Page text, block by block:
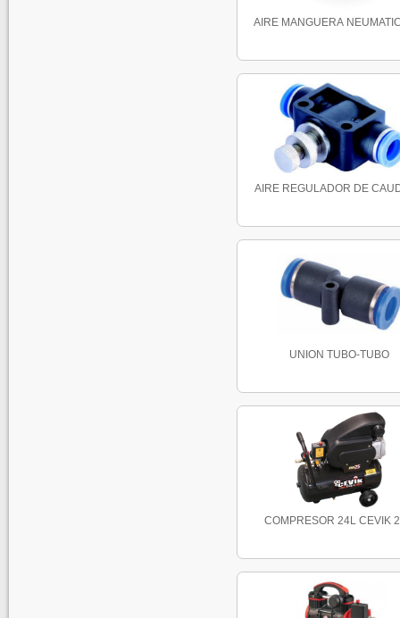
AIRE MANGUERA
AIRE REGULADOR DE
UNION TUBO-TUBO
COMPRESOR 24L CEVIK